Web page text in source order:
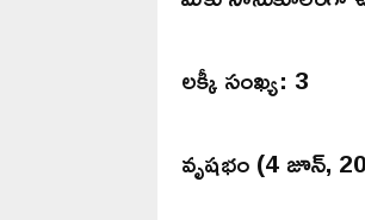
లక్కీ సంఖ్య: 3
వృషభం (4 జూన్,